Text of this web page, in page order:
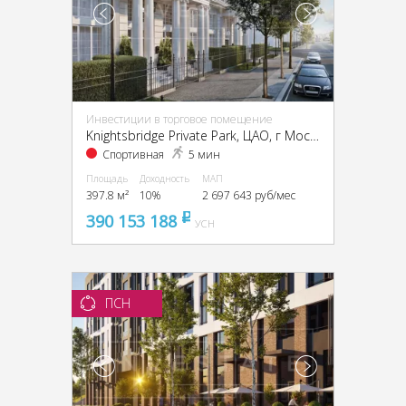
Инвестиции в торговое помещение
Knightsbridge Private Park, ЦАО, г Москва, Ефремова ул., 19, кор. 1
Спортивная 5 мин
Площадь
397.8 м²
Доходность
10%
МАП
2 697 643 руб/мес
390 153 188 pуб
УСН
ПСН